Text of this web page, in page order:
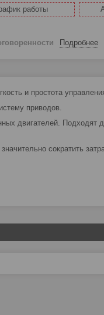
работы
Подробнее
и простота
приводов.
двигателей. Подходят
сократить